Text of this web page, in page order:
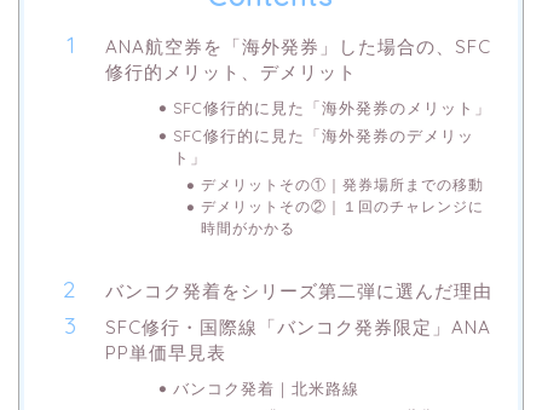
ANA航空券を「海外発券」した場合の、SFC
修行的メリット、デメリット
SFC修行的に見た「海外発券のメリット」
SFC修行的に見た「海外発券のデメリッ
ト」
デメリットその①｜発券場所までの移動
デメリットその②｜１回のチャレンジに
時間がかかる
バンコク発着をシリーズ第二弾に選んだ理由
SFC修行・国際線「バンコク発券限定」ANA
PP単価早見表
バンコク発着｜北米路線